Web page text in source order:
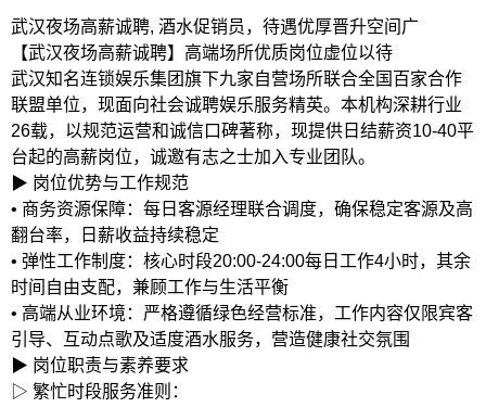
武汉夜场高薪诚聘, 酒水促销员，待遇优厚晋升空间广
【武汉夜场高薪诚聘】高端场所优质岗位虚位以待
武汉知名连锁娱乐集团旗下九家自营场所联合全国百家合作
联盟单位，现面向社会诚聘娱乐服务精英。本机构深耕行业
26载，以规范运营和诚信口碑著称，现提供日结薪资10-40平
台起的高薪岗位，诚邀有志之士加入专业团队。
▶ 岗位优势与工作规范
• 商务资源保障：每日客源经理联合调度，确保稳定客源及高
翻台率，日薪收益持续稳定
• 弹性工作制度：核心时段20:00-24:00每日工作4小时，其余
时间自由支配，兼顾工作与生活平衡
• 高端从业环境：严格遵循绿色经营标准，工作内容仅限宾客
引导、互动点歌及适度酒水服务，营造健康社交氛围
▶ 岗位职责与素养要求
▷ 繁忙时段服务准则：